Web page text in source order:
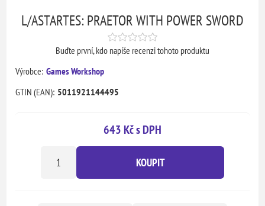
L/ASTARTES: PRAETOR WITH POWER SWORD
Buďte první, kdo napíše recenzi tohoto produktu
Výrobce: Games Workshop
GTIN (EAN): 5011921144495
643 Kč s DPH
KOUPIT